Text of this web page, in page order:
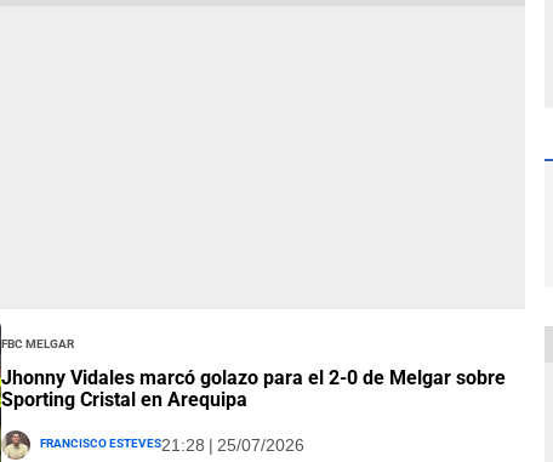
FBC Melgar
Jhonny Vidales marcó golazo para el 2-0 de Melgar sobre
Sporting Cristal en Arequipa
Francisco Esteves21:28 | 25/07/2026